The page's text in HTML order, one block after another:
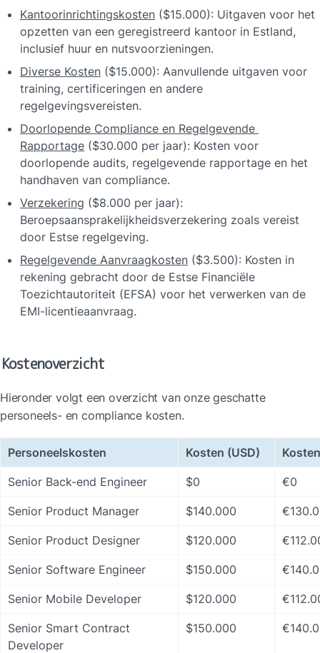
Kantoorinrichtingskosten ($15.000): Uitgaven voor het
opzetten van een geregistreerd kantoor in Estland,
inclusief huur en nutsvoorzieningen.
Diverse Kosten ($15.000): Aanvullende uitgaven voor
training, certificeringen en andere
regelgevingsvereisten.
Doorlopende Compliance en Regelgevende
Rapportage ($30.000 per jaar): Kosten voor
doorlopende audits, regelgevende rapportage en het
handhaven van compliance.
Verzekering ($8.000 per jaar):
Beroepsaansprakelijkheidsverzekering zoals vereist
door Estse regelgeving.
Regelgevende Aanvraagkosten ($3.500): Kosten in
rekening gebracht door de Estse Financiële
Toezichtautoriteit (EFSA) voor het verwerken van de
EMI-licentieaanvraag.
Kostenoverzicht
Hieronder volgt een overzicht van onze geschatte
personeels- en compliance kosten.
Personeelskosten Kosten (USD)
Senior Back-end Engineer $0 €0
Senior Product Manager $140.000
Senior Product Designer $120.000
Senior Software Engineer $150.000
Senior Mobile Developer $120.000
Senior Smart Contract
Developer
$150.000